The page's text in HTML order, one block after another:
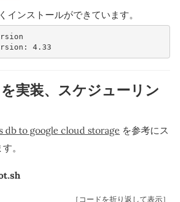
インストールができています。
4.33
実装、スケジューリン
db to google cloud storage を参考にス
。
［コードを折り返して表示］